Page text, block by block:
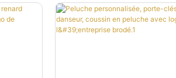
traits
sa
spécialisée dans les
qualité : conception